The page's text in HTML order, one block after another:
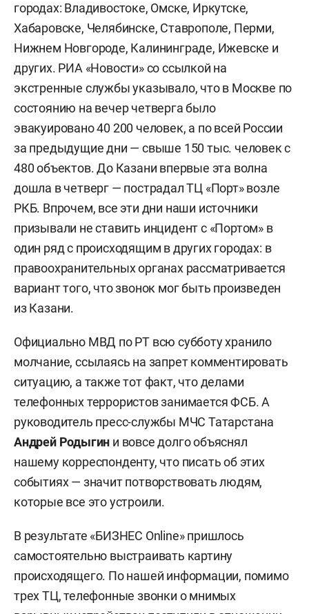
городах: Владивостоке, Омске, Иркутске,
Хабаровске, Челябинске, Ставрополе, Перми,
Нижнем Новгороде, Калининграде, Ижевске и
других. РИА «Новости» со ссылкой на
экстренные службы указывало, что в Москве по
состоянию на вечер четверга было
эвакуировано 40 200 человек, а по всей России
за предыдущие дни — свыше 150 тыс. человек с
480 объектов. До Казани впервые эта волна
дошла в четверг — пострадал ТЦ «Порт» возле
РКБ. Впрочем, все эти дни наши источники
призывали не ставить инцидент с «Портом» в
один ряд с происходящим в других городах: в
правоохранительных органах рассматривается
вариант того, что звонок мог быть произведен
из Казани.
Официально МВД по РТ всю субботу хранило
молчание, ссылаясь на запрет комментировать
ситуацию, а также тот факт, что делами
телефонных террористов занимается ФСБ. А
руководитель пресс-службы МЧС Татарстана
Андрей Родыгин и вовсе долго объяснял
нашему корреспонденту, что писать об этих
событиях — значит потворствовать людям,
которые все это устроили.
В результате «БИЗНЕС Online» пришлось
самостоятельно выстраивать картину
происходящего. По нашей информации, помимо
трех ТЦ, телефонные звонки о мнимых